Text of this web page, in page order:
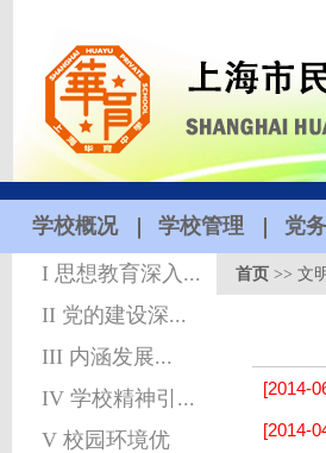
学校概况 学校管理 党
I 思想教育深入...
II 党的建设深...
III 内涵发展...
IV 学校精神引...
V 校园环境优
首页 >>文
[2014-
[2014-